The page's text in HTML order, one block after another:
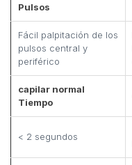
Pulsos
Fácil palpitación de los
pulsos central y
periférico
capilar normal
Tiempo
< 2 segundos